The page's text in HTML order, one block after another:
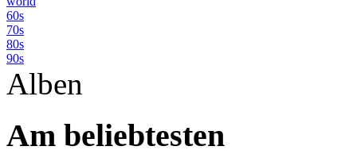
60s
70s
80s
90s
Alben
Am beliebtesten